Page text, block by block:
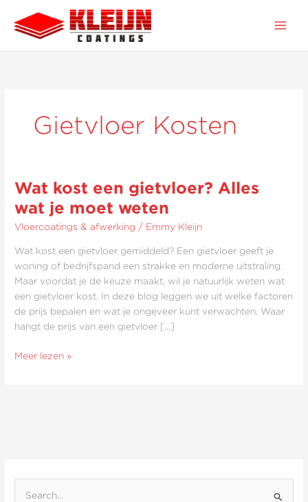
naar
inhoud
Gietvloer Kosten
Wat kost een gietvloer? Alles
wat je moet weten
Vloercoatings & afwerking / Emmy Kleijn
Wat kost een gietvloer gemiddeld? Een gietvloer geeft je
woning of bedrijfspand een strakke en moderne uitstraling.
Maar voordat je de keuze maakt, wil je natuurlijk weten wat
een gietvloer kost. In deze blog leggen we uit welke factoren
de prijs bepalen en wat je ongeveer kunt verwachten. Waar
hangt de prijs van een gietvloer […]
Wat
een
gietvloer?
Meer lezen »